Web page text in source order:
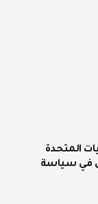
المتحدة
في سياسة